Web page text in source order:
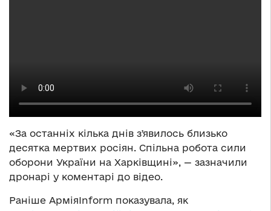
«За останніх кілька днів зʼявилось близько
десятка мертвих росіян. Спільна робота сили
оборони України на Харківщині», — зазначили
дронарі у коментарі до відео.
Раніше АрміяInform показувала, як